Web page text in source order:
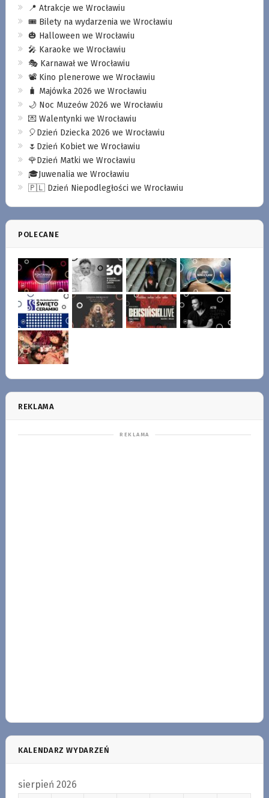
📍 Atrakcje we Wrocławiu
🎟️ Bilety na wydarzenia we Wrocławiu
🎃 Halloween we Wrocławiu
🎤 Karaoke we Wrocławiu
🎭 Karnawał we Wrocławiu
📽️ Kino plenerowe we Wrocławiu
🧳 Majówka 2026 we Wrocławiu
🌙 Noc Muzeów 2026 we Wrocławiu
💌 Walentynki we Wrocławiu
🎈Dzień Dziecka 2026 we Wrocławiu
🌷Dzień Kobiet we Wrocławiu
🌹Dzień Matki we Wrocławiu
🎓Juwenalia we Wrocławiu
🇵🇱 Dzień Niepodległości we Wrocławiu
POLECANE
REKLAMA
KALENDARZ WYDARZEŃ
sierpień 2026